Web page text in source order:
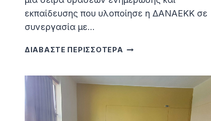
εκπαίδευσης που υλοποίησε η ΔΑΝΑΕΚΚ σε
συνεργασία με…
ΔΙΑΒΑΣΤΕ ΠΕΡΙΣΣΟΤΕΡΑ ΕΠΙΤΥΧΗΜΈΝΕΣ